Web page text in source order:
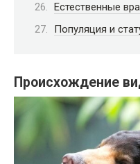
Естественные
Популяция и
Происхождение